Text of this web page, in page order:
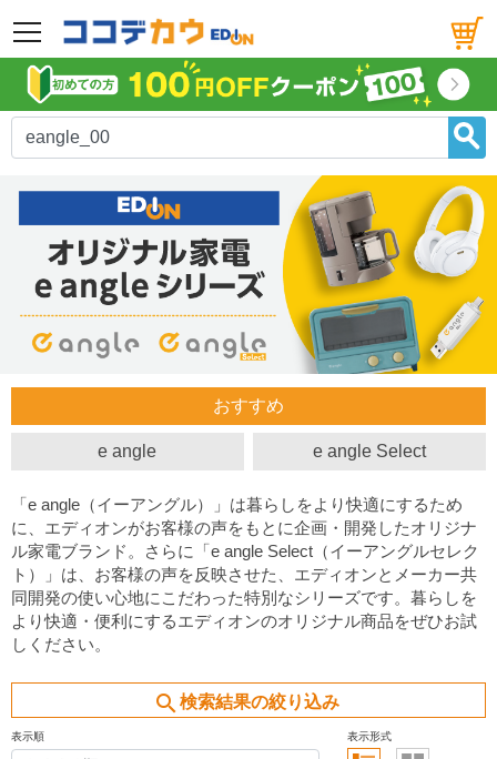
メニュー
おすすめ
e angle e angle Select
「e angle（イーアングル）」は暮らしをより快適にするため
に、エディオンがお客様の声をもとに企画・開発したオリジナ
ル家電ブランド。さらに「e angle Select（イーアングルセレク
ト）」は、お客様の声を反映させた、エディオンとメーカー共
同開発の使い心地にこだわった特別なシリーズです。暮らしを
より快適・便利にするエディオンのオリジナル商品をぜひお試
しください。
search 検索結果の絞り込み
表示順 表示形式